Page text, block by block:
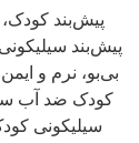
پیش‌بند
پیش‌بند
بی‌بو، نرم و
کودک ضد آب
سیلیکونی